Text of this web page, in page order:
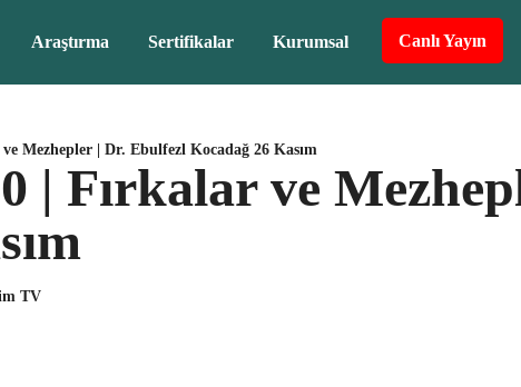
Araştırma Sertifikalar Kurumsal Canlı Yayın
Mezhepler | Dr. Ebulfezl Kocadağ 26 Kasım
| Fırkalar ve
TV